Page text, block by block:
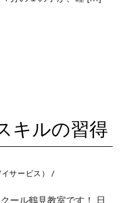
キルの習得
サービス）
ール鶴見教室です！ 日